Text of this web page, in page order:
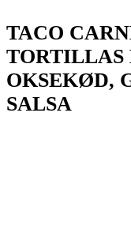
TACO
TORTILLAS
OKSEKØD,
SALSA